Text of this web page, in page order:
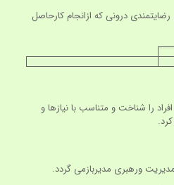
درونی که ازانجام کارحاصل
را شناخت و متناسب با نیازها و
ورهبری مدیربازمی گردد.